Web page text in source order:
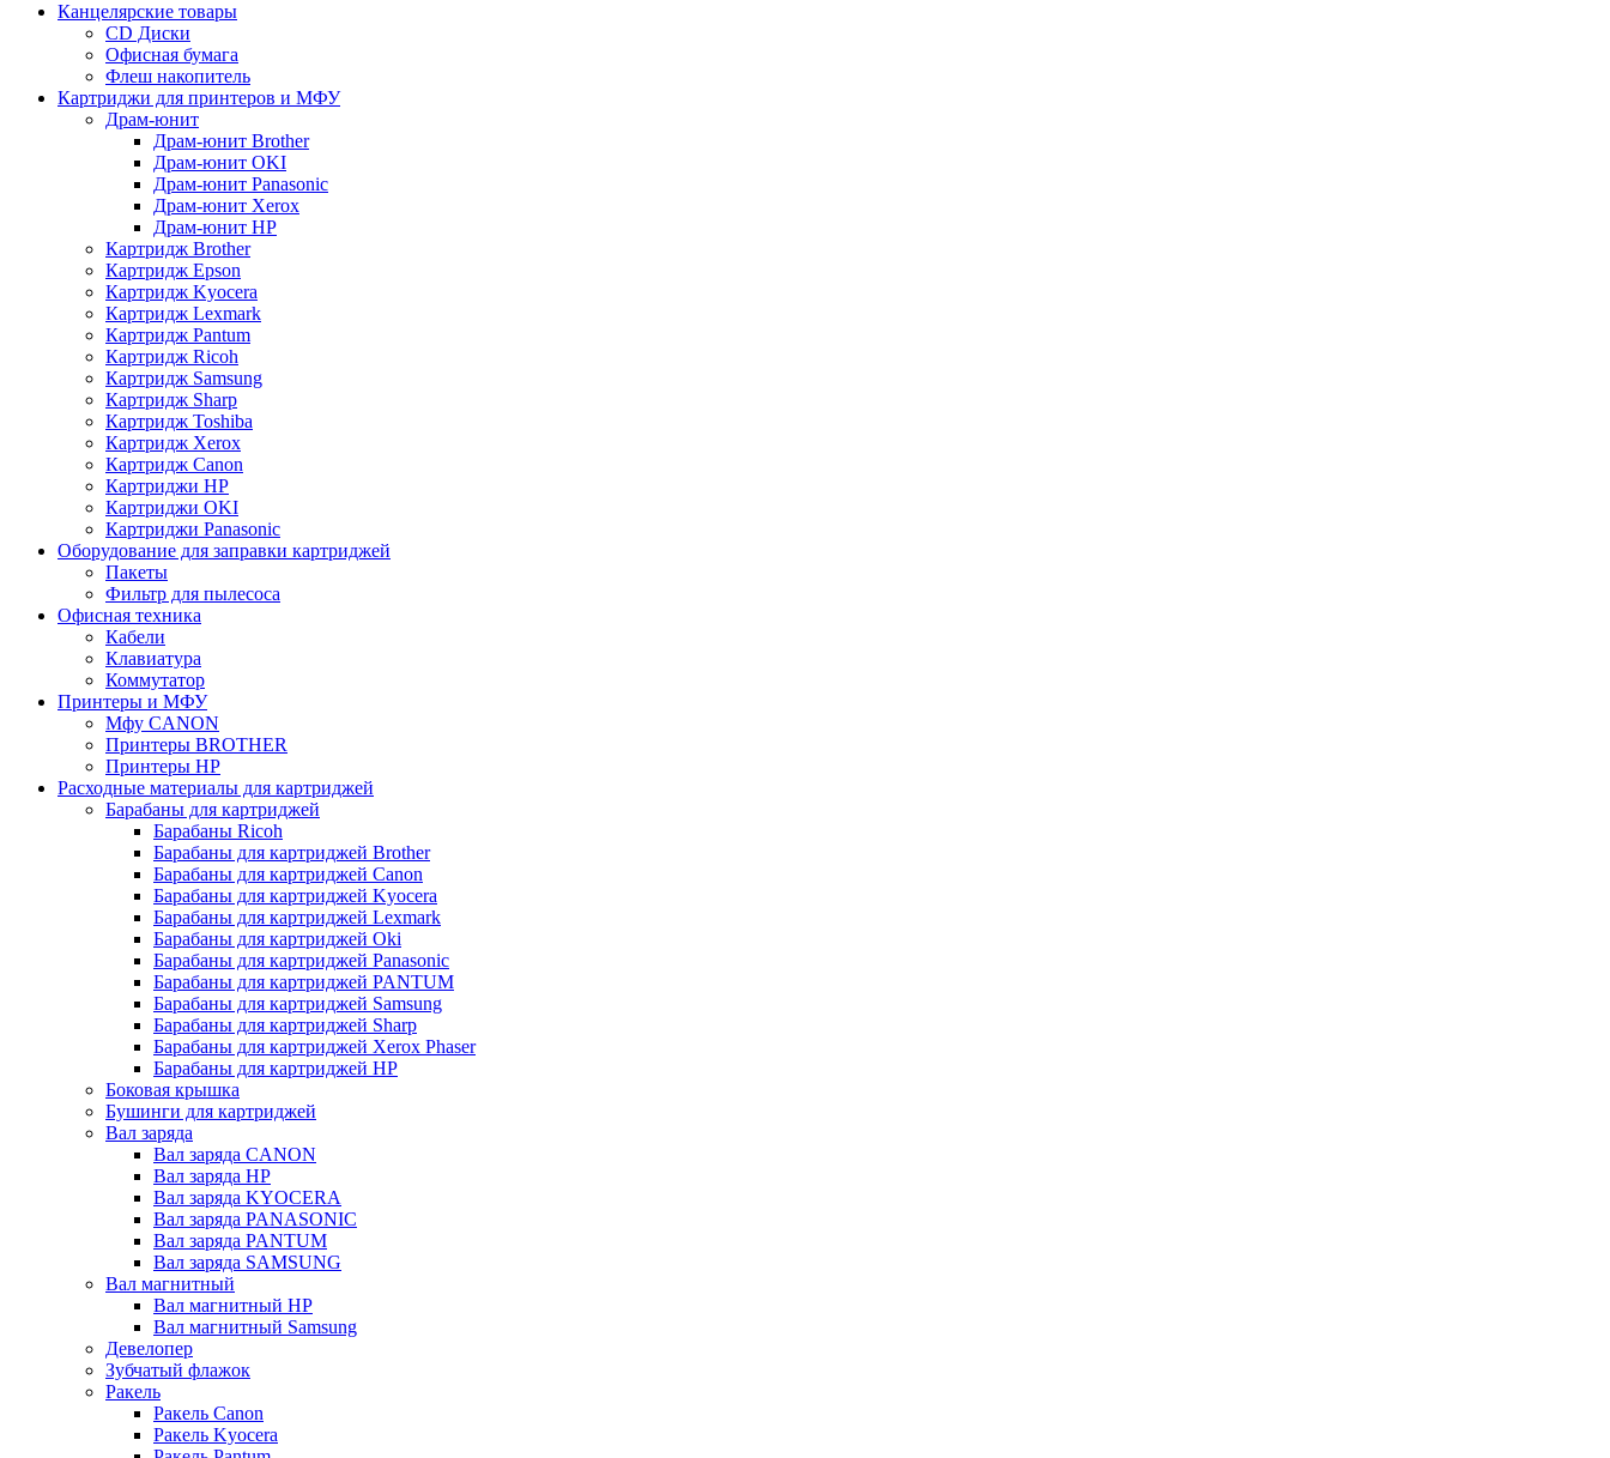
Канцелярские товары
CD Диски
Офисная бумага
Флеш накопитель
Картриджи для принтеров и МФУ
Драм-юнит
Драм-юнит Brother
Драм-юнит OKI
Драм-юнит Panasonic
Драм-юнит Xerox
Драм-юнит НР
Картридж Brother
Картридж Epson
Картридж Kyocera
Картридж Lexmark
Картридж Pantum
Картридж Ricoh
Картридж Samsung
Картридж Sharp
Картридж Toshiba
Картридж Xerox
Картридж Сanon
Картриджи HP
Картриджи OKI
Картриджи Panasonic
Оборудование для заправки картриджей
Пакеты
Фильтр для пылесоса
Офисная техника
Кабели
Клавиатура
Коммутатор
Принтеры и МФУ
Мфу CANON
Принтеры BROTHER
Принтеры HP
Расходные материалы для картриджей
Барабаны для картриджей
Барабаны Ricoh
Барабаны для картриджей Brother
Барабаны для картриджей Canon
Барабаны для картриджей Kyocera
Барабаны для картриджей Lexmark
Барабаны для картриджей Oki
Барабаны для картриджей Panasonic
Барабаны для картриджей PANTUM
Барабаны для картриджей Samsung
Барабаны для картриджей Sharp
Барабаны для картриджей Xerox Phaser
Барабаны для картриджей НР
Боковая крышка
Бушинги для картриджей
Вал заряда
Вал заряда CANON
Вал заряда HP
Вал заряда KYOCERA
Вал заряда PANASONIC
Вал заряда PANTUM
Вал заряда SAMSUNG
Вал магнитный
Вал магнитный HP
Вал магнитный Samsung
Девелопер
Зубчатый флажок
Ракель
Ракель Canon
Ракель Kyocera